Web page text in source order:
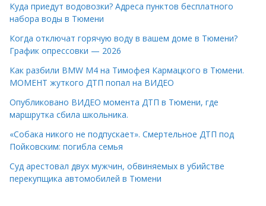
Куда приедут водовозки? Адреса пунктов бесплатного
набора воды в Тюмени
Когда отключат горячую воду в вашем доме в Тюмени?
График опрессовки — 2026
Как разбили BMW M4 на Тимофея Кармацкого в Тюмени.
МОМЕНТ жуткого ДТП попал на ВИДЕО
Опубликовано ВИДЕО момента ДТП в Тюмени, где
маршрутка сбила школьника.
«Собака никого не подпускает». Смертельное ДТП под
Пойковским: погибла семья
Суд арестовал двух мужчин, обвиняемых в убийстве
перекупщика автомобилей в Тюмени